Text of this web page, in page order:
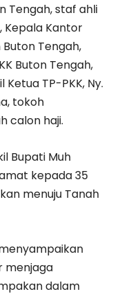
Tengah, staf ahli
Kepala Kantor
Tengah,
Buton Tengah,
TP-PKK, Ny.
tokoh
calon haji.
Bupati Muh
kepada 35
menuju Tanah
menjaga
dalam